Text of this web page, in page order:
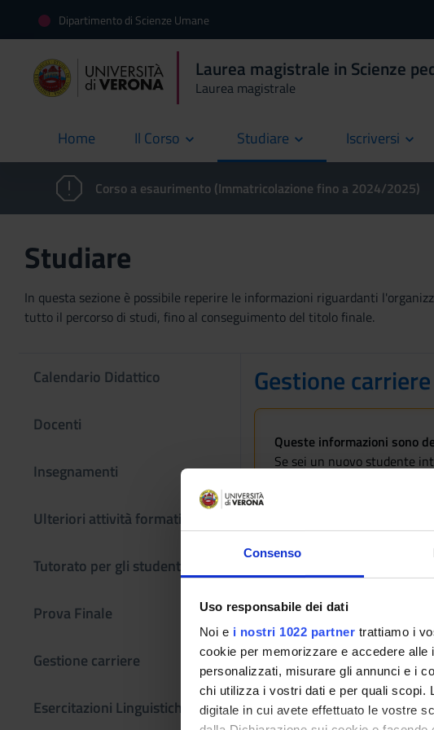
Consenso
Uso responsabile dei dati
Noi e i nostri 1022 partner trattiamo i
cookie per memorizzare e accedere
personalizzati, misurare gli annunci e i
chi utilizza i vostri dati e per quali scopi.
digitale in cui avete effettuato le vostre
Dipartimento di Scienze Umane
Laurea magistrale in Scienze
Laurea magistrale
Home
current Il Corso Studiare Iscriversi
Corso a esaurimento (Immatricolazione fino a 2024/2025)
Studiare
In questa sezione è possibile reperire le informazioni riguardanti
tutto il percorso di studi, fino al conseguimento del titolo finale.
Calendario Didattico
Docenti
Insegnamenti
Ulteriori attività formative
Tutorato per gli studenti
Prova Finale
Gestione carriere
Esercitazioni Linguistiche CLA
Gestione carriere
Queste informazioni sono
Se sei un nuovo studente